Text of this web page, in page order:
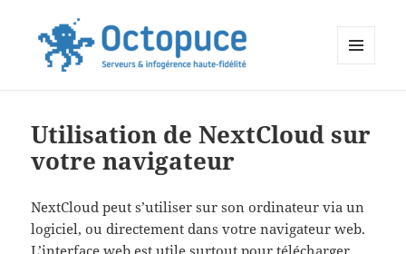
Utilisation de NextCloud sur
votre navigateur
NextCloud peut s’utiliser sur son ordinateur via un
logiciel, ou directement dans votre navigateur web.